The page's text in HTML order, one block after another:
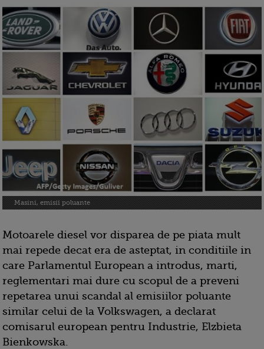
Masini, emisii poluante
Motoarele diesel vor disparea de pe piata mult
mai repede decat era de asteptat, in conditiile in
care Parlamentul European a introdus, marti,
reglementari mai dure cu scopul de a preveni
repetarea unui scandal al emisiilor poluante
similar celui de la Volkswagen, a declarat
comisarul european pentru Industrie, Elzbieta
Bienkowska.